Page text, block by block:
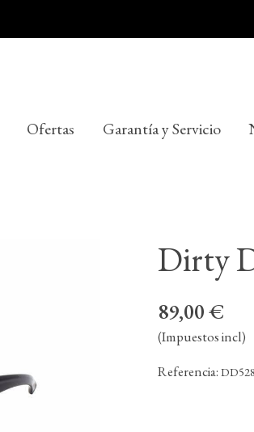
Ofertas Garantía y Servicio
Dirty
89,00 €
(Impuestos incl)
Referencia: